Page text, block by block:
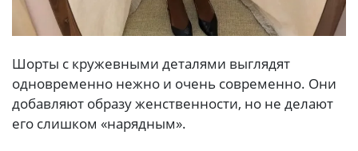
Шорты с кружевными деталями выглядят
одновременно нежно и очень современно. Они
добавляют образу женственности, но не делают
его слишком «нарядным».